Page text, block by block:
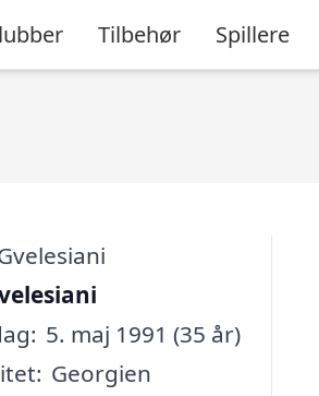
Tilbehør Spillere
5. maj 1991 (35 år)
Georgien